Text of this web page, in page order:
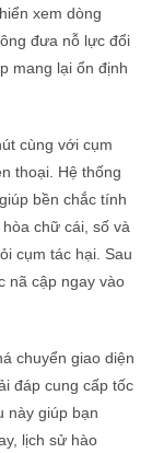
xem dòng
đưa nỗ lực đổi
mang lại ổn định
cùng với cụm
thoại. Hệ thống
bền chắc tính
chữ cái, số và
cụm tác hại. Sau
nã cập ngay vào
chuyển giao diện
đáp cung cấp tốc
này giúp bạn
lịch sử hào